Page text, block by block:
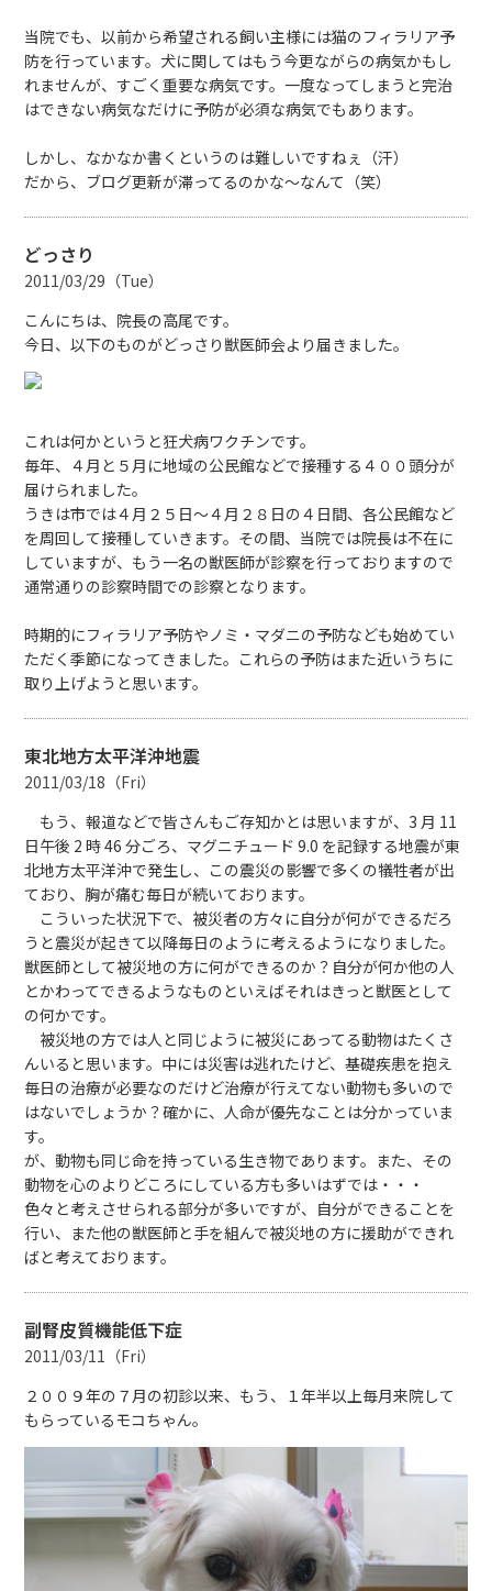
当院でも、以前から希望される飼い主様には猫のフィラリア予
防を行っています。犬に関してはもう今更ながらの病気かもし
れませんが、すごく重要な病気です。一度なってしまうと完治
はできない病気なだけに予防が必須な病気でもあります。
しかし、なかなか書くというのは難しいですねぇ（汗）
だから、ブログ更新が滞ってるのかな～なんて（笑）
どっさり
2011/03/29（Tue）
こんにちは、院長の高尾です。
今日、以下のものがどっさり獣医師会より届きました。
これは何かというと狂犬病ワクチンです。
毎年、４月と５月に地域の公民館などで接種する４００頭分が
届けられました。
うきは市では４月２５日～４月２８日の４日間、各公民館など
を周回して接種していきます。その間、当院では院長は不在に
していますが、もう一名の獣医師が診察を行っておりますので
通常通りの診察時間での診察となります。
時期的にフィラリア予防やノミ・マダニの予防なども始めてい
ただく季節になってきました。これらの予防はまた近いうちに
取り上げようと思います。
東北地方太平洋沖地震
2011/03/18（Fri）
もう、報道などで皆さんもご存知かとは思いますが、3 月 11
日午後 2 時 46 分ごろ、マグニチュード 9.0 を記録する地震が東
北地方太平洋沖で発生し、この震災の影響で多くの犠牲者が出
ており、胸が痛む毎日が続いております。
こういった状況下で、被災者の方々に自分が何ができるだろ
うと震災が起きて以降毎日のように考えるようになりました。
獣医師として被災地の方に何ができるのか？自分が何か他の人
とかわってできるようなものといえばそれはきっと獣医として
の何かです。
被災地の方では人と同じように被災にあってる動物はたくさ
んいると思います。中には災害は逃れたけど、基礎疾患を抱え
毎日の治療が必要なのだけど治療が行えてない動物も多いので
はないでしょうか？確かに、人命が優先なことは分かっていま
す。
が、動物も同じ命を持っている生き物であります。また、その
動物を心のよりどころにしている方も多いはずでは・・・
色々と考えさせられる部分が多いですが、自分ができることを
行い、また他の獣医師と手を組んで被災地の方に援助ができれ
ばと考えております。
副腎皮質機能低下症
2011/03/11（Fri）
２００９年の７月の初診以来、もう、１年半以上毎月来院して
もらっているモコちゃん。